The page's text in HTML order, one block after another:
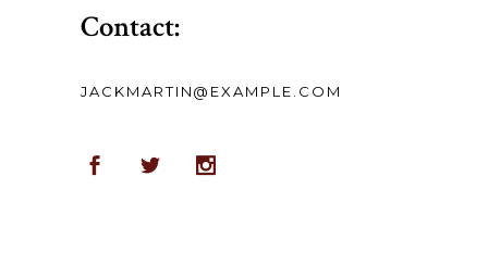
Contact:
JACKMARTIN@EXAMPLE.COM